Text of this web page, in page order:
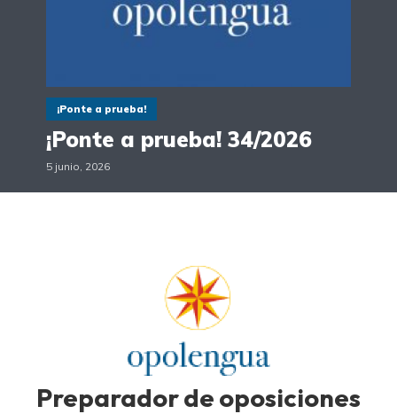
¡Ponte a prueba!
¡Ponte a prueba! 34/2026
5 junio, 2026
Preparador de oposiciones